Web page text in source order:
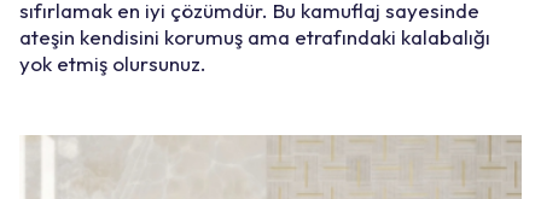
sıfırlamak en iyi çözümdür. Bu kamuflaj sayesinde
ateşin kendisini korumuş ama etrafındaki kalabalığı
yok etmiş olursunuz.